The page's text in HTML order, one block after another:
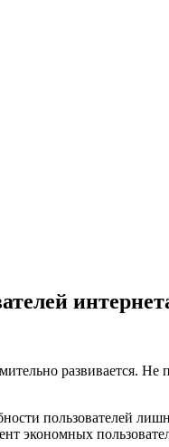
развивается.
пользователей
экономных